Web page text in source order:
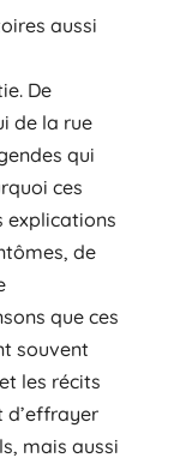
aussi
De
de la rue
qui
ces
explications
de
que ces
souvent
les récits
d’effrayer
mais aussi